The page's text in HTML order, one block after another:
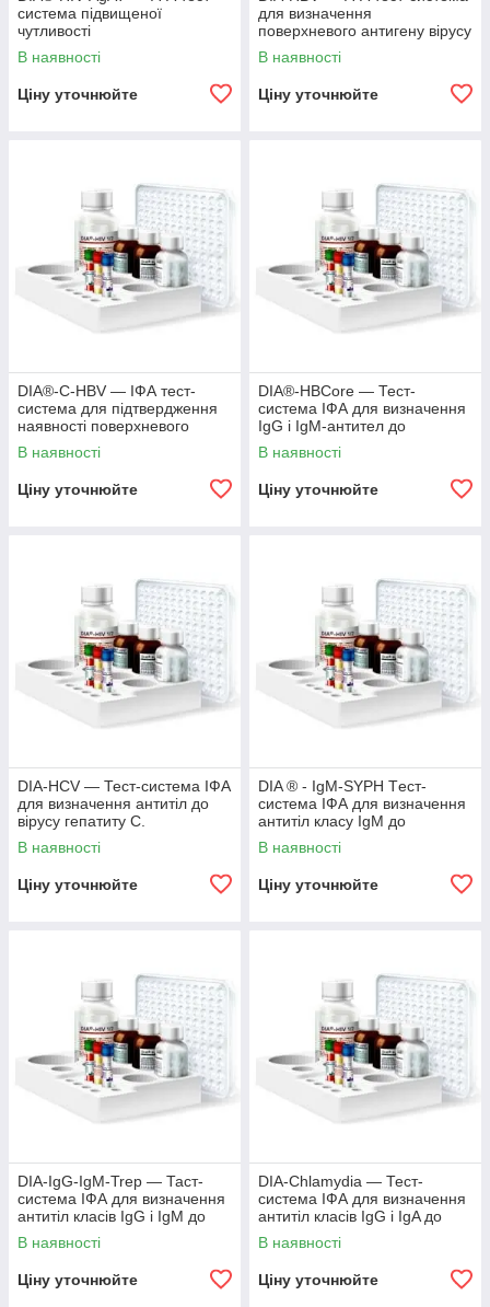
система підвищеної
чутливості
В наявності
Ціну уточнюйте
для визначення
поверхневого антигену вірусу
гепатиту B (HBsAg)
В наявності
Ціну уточнюйте
DІА®-С-НВV — ІФА тест-
система для підтвердження
наявності поверхневого
антигену вірусу гепатиту B
(HBsAg)
В наявності
Ціну уточнюйте
DІА®-НВСore — Тест-
система ІФА для визначення
ІgG і IgM-антител до
коров'ячого білку вірусу
гепатиту В.
В наявності
Ціну уточнюйте
DIА-HCV — Тест-система ІФА
для визначення антитіл до
вірусу гепатиту С.
В наявності
Ціну уточнюйте
DIA ® - IgM-SYPH Tест-
система ІФА для визначення
антитіл класу IgM до
Treponema pallidum
В наявності
Ціну уточнюйте
DIA-IgG-IgM-Trep — Таст-
система ІФА для визначення
антитіл класів IgG і IgM до
Treponema pallidum.
В наявності
Ціну уточнюйте
DІА-Chlamydia — Тест-
система ІФА для визначення
антитіл класів IgG і IgA до
Chlamydia tracchomatis.
В наявності
Ціну уточнюйте